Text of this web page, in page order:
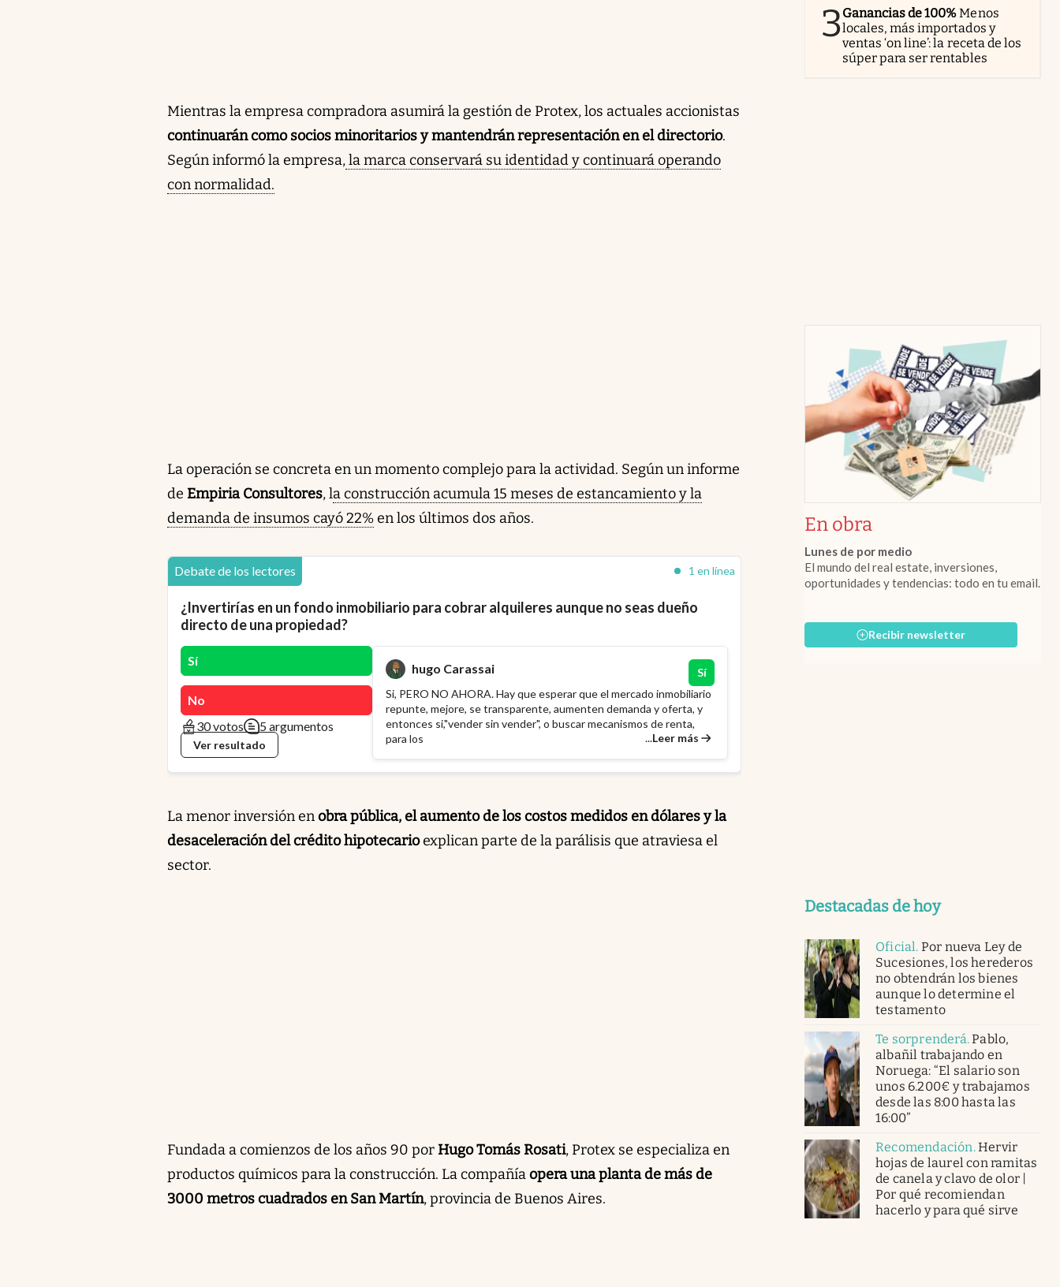
Mientras la empresa compradora asumirá la gestión de Protex, los actuales accionistas
continuarán como socios minoritarios y mantendrán representación en el directorio.
Según informó la empresa,la marca conservará su identidad y continuará operando
con normalidad.
La operación se concreta en un momento complejo para la actividad. Según un informe
de Empiria Consultores, la construcción acumula 15 meses de estancamiento y la
demanda de insumos cayó 22% en los últimos dos años.
Debate de los lectores 1 en línea
¿Invertirías en un fondo inmobiliario para cobrar alquileres aunque no seas dueño
directo de una propiedad?
Sí
No
30 votos
5 argumentos
Ver resultado
hugo Carassai
Sí
Si, PERO NO AHORA. Hay que esperar que el mercado inmobiliario
repunte, mejore, se transparente, aumenten demanda y oferta, y
entonces si,"vender sin vender", o buscar mecanismos de renta,
para los
...Leer más
La menor inversión enobra pública, el aumento de los costos medidos en dólares y la
desaceleración del crédito hipotecarioexplican parte de la parálisis que atraviesa el
sector.
Fundada a comienzos de los años 90 porHugo Tomás Rosati, Protex se especializa en
productos químicos para la construcción. La compañíaopera una planta de más de
3000 metros cuadrados en San Martín, provincia de Buenos Aires.
3Ganancias de 100%Menos
locales, más importados y
ventas ‘on line’: la receta de los
súper para ser rentables
En obra
Lunes de por medio
El mundo del real estate, inversiones,
oportunidades y tendencias: todo en tu email.
Recibir newsletter
Destacadas de hoy
Oficial. Por nueva Ley de
Sucesiones, los herederos
no obtendrán los bienes
aunque lo determine el
testamento
Te sorprenderá.Pablo,
albañil trabajando en
Noruega: “El salario son
unos 6.200€ y trabajamos
desde las 8:00 hasta las
16:00”
Recomendación.Hervir
hojas de laurel con ramitas
de canela y clavo de olor |
Por qué recomiendan
hacerlo y para qué sirve